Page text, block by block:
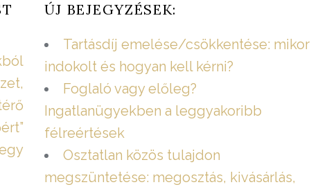
ÚJ BEJEGYZÉSEK:
Tartásdíj emelése/csökkentése: mikor
indokolt és hogyan kell kérni?
Foglaló vagy előleg?
Ingatlanügyekben a leggyakoribb
félreértések
Osztatlan közös tulajdon
megszüntetése: megosztás, kivásárlás,